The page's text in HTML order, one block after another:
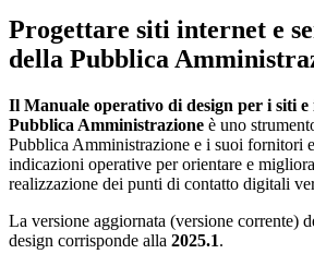
Progettare siti internet e
della Pubblica
Il Manuale operativo di design per i siti
Pubblica Amministrazione è uno
Pubblica Amministrazione e i suoi fornitori
indicazioni operative per orientare e
realizzazione dei punti di contatto digitali
La versione aggiornata (versione corrente)
design corrisponde alla 2025.1.